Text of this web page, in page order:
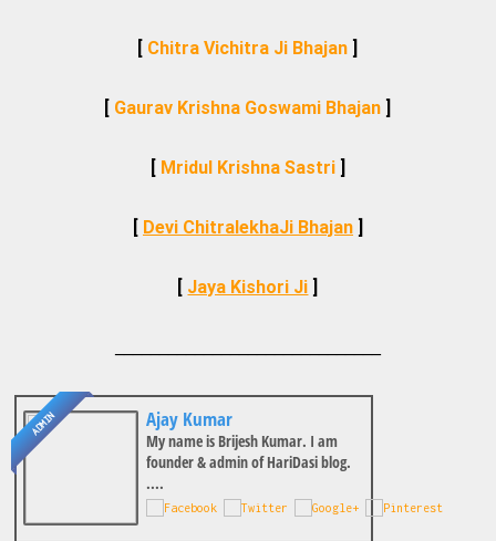
[ Chitra Vichitra Ji Bhajan ]
[ Gaurav Krishna Goswami Bhajan ]
[ Mridul Krishna Sastri]
[ Devi ChitralekhaJi Bhajan]
[ Jaya Kishori Ji ]
ADMIN Ajay Kumar
My name is Brijesh Kumar. I am
founder & admin of HariDasi blog.
....